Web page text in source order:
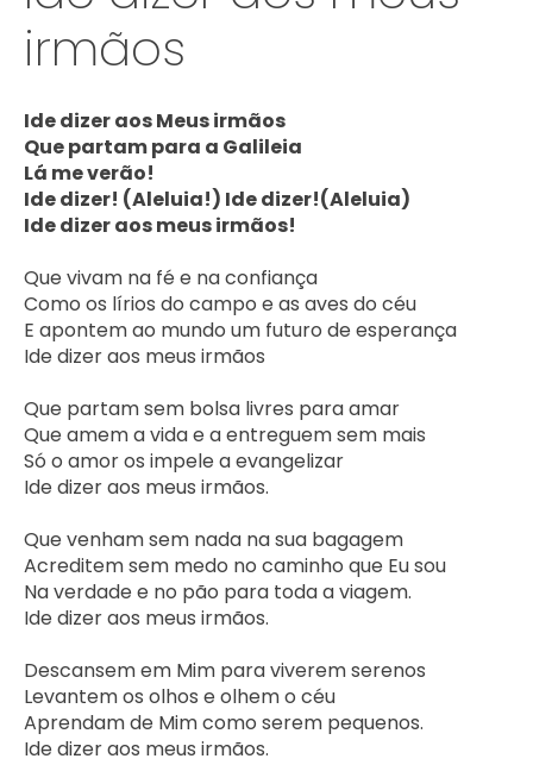
irmãos
Ide dizer aos Meus irmãos
Que partam para a Galileia
Lá me verão!
Ide dizer! (Aleluia!) Ide dizer!(Aleluia)
Ide dizer aos meus irmãos!
Que vivam na fé e na confiança
Como os lírios do campo e as aves do céu
E apontem ao mundo um futuro de esperança
Ide dizer aos meus irmãos
Que partam sem bolsa livres para amar
Que amem a vida e a entreguem sem mais
Só o amor os impele a evangelizar
Ide dizer aos meus irmãos.
Que venham sem nada na sua bagagem
Acreditem sem medo no caminho que Eu sou
Na verdade e no pão para toda a viagem.
Ide dizer aos meus irmãos.
Descansem em Mim para viverem serenos
Levantem os olhos e olhem o céu
Aprendam de Mim como serem pequenos.
Ide dizer aos meus irmãos.